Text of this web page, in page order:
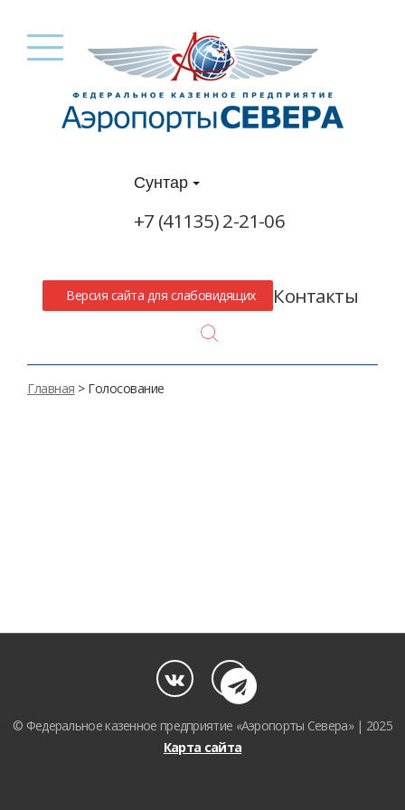
Сунтар
+7 (41135) 2-21-06
Версия сайта для слабовидящих Контакты
Главная > Голосование
© Федеральное казенное предприятие «Аэропорты Севера» | 2025
Карта сайта